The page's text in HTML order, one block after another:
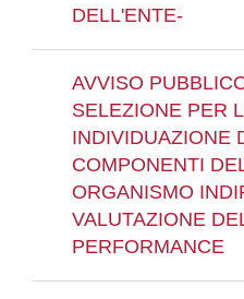
DELL'ENTE-
AVVISO
SELEZIONE PER
INDIVIDUAZIONE
COMPONENTI
ORGANISMO
VALUTAZIONE
PERFORMANCE